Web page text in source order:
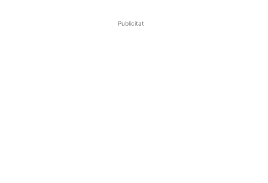
Publicitat